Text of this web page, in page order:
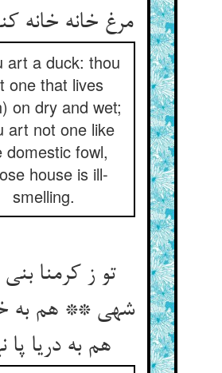
مرغ خانه خانه
art a duck: thou
one that lives
on dry and wet;
art not one like
domestic fowl,
house is ill-
smelling.
تو ز کرمنا
شهی ** هم به
هم به دریا پا